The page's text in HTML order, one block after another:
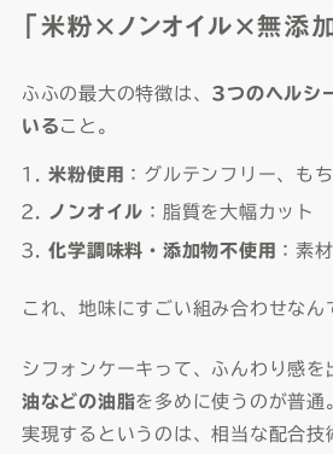
「米粉×ノンオイル×無添
ふふの最大の特徴は、 3つのヘルシ
いる こと。
米粉使用 ：グルテンフリー、も
ノンオイル ：脂質を大幅カット
化学調味料・添加物不使用 ：素
これ、地味にすごい組み合わせなん
シフォンケーキって、ふんわり感を
油などの油脂を多めに使うのが普通
実現するというのは、相当な配合技